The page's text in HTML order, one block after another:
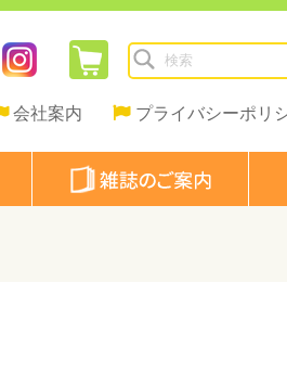
会社案内 プライバシーポリ